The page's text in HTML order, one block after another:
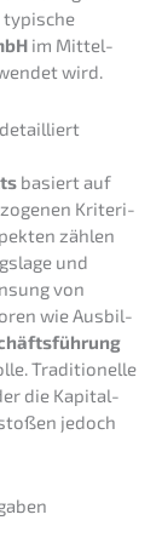
typische
im Mittel­
wird.
basiert auf
Krite­ri­
zählen
und
von
wie Ausbil­
Tradi­tio­nel­le
die Kapital­
jedoch